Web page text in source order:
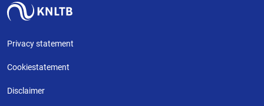
Privacy statement
Cookiestatement
Disclaimer